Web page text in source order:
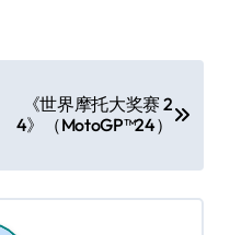
《世界摩托大奖赛 2
4》（MotoGP™24）